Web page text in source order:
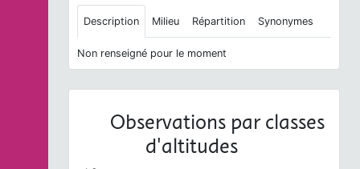
Description Milieu Répartition Synonymes
Non renseigné pour le moment
Observations par classes
d'altitudes